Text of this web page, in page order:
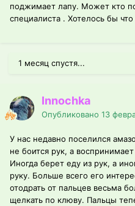
поджимает лапу. Может кто
специалиста . Хотелось бы
1 месяц спустя...
Innochka
Опубликовано 13
У нас недавно поселился
не боится рук, а
Иногда берет еду из рук, а
руку. Больше всего его
отодрать от пальцев весьма
щелкать по клюву. Пальцы